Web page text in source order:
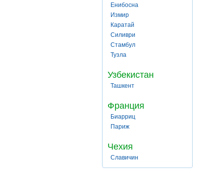
Енибосна
Измир
Каратай
Силиври
Стамбул
Тузла
Узбекистан
Ташкент
Франция
Биарриц
Париж
Чехия
Славичин